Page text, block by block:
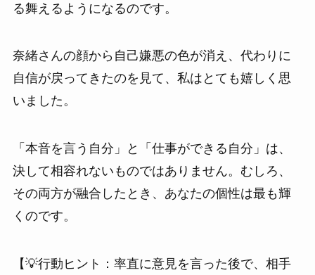
る舞えるようになるのです。
奈緒さんの顔から自己嫌悪の色が消え、代わりに
自信が戻ってきたのを見て、私はとても嬉しく思
いました。
「本音を言う自分」と「仕事ができる自分」は、
決して相容れないものではありません。むしろ、
その両方が融合したとき、あなたの個性は最も輝
くのです。
【💡行動ヒント：率直に意見を言った後で、相手